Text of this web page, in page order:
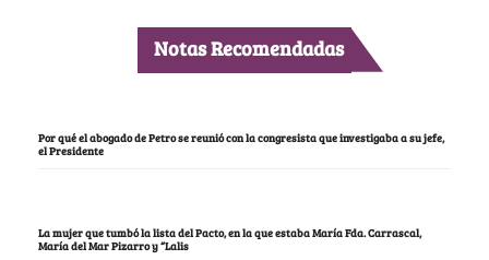
Notas Recomendadas
Por qué el abogado de Petro se reunió con la congresista que investigaba a su jefe,
el Presidente
La mujer que tumbó la lista del Pacto, en la que estaba María Fda. Carrascal,
María del Mar Pizarro y “Lalis